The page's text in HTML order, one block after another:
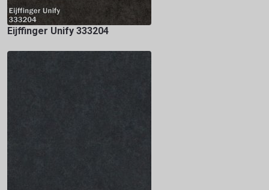
Eijffinger Unify 333204